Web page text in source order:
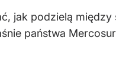
jak podzielą
państwa